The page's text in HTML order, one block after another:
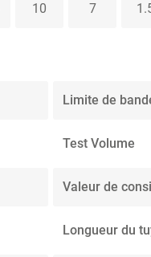
10 7
Limite de
Test Volume
Valeur de
Longueur du